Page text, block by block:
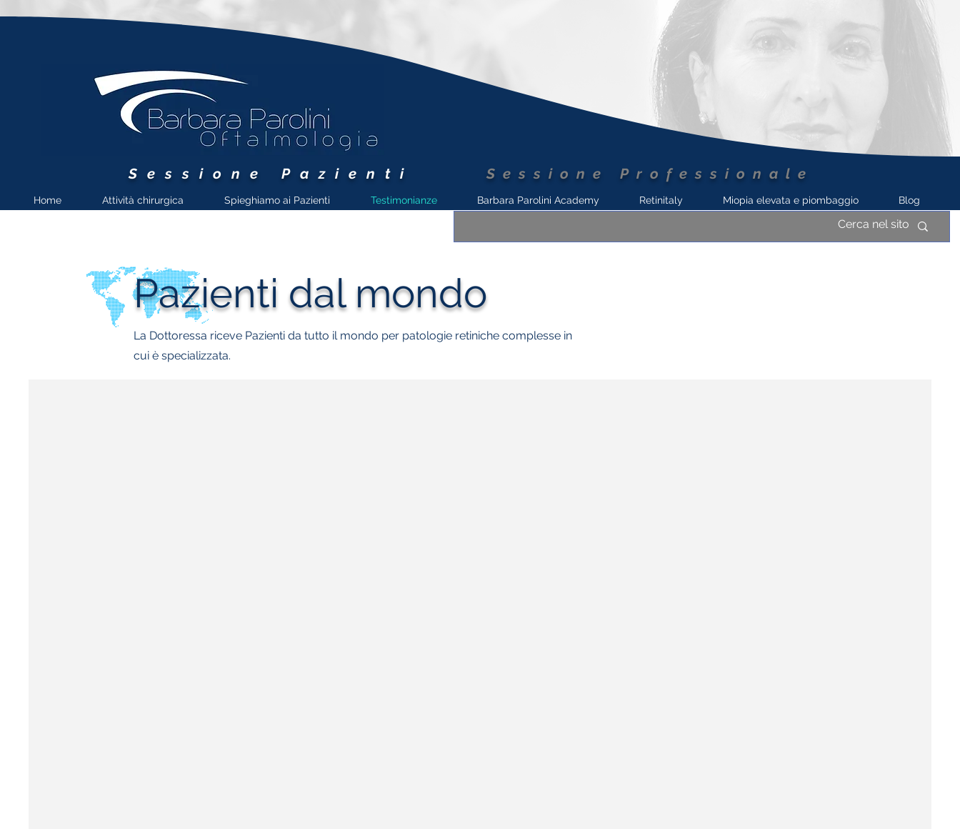
Sessione Pazienti Sessione Professionale
Home Attività chirurgica Spieghiamo ai Pazienti Testimonianze Barbara Parolini Academy Retinitaly Miopia elevata e piombaggio Blog
Pazienti dal mondo
La Dottoressa riceve Pazienti da tutto il mondo per patologie retiniche complesse in
cui è specializzata.